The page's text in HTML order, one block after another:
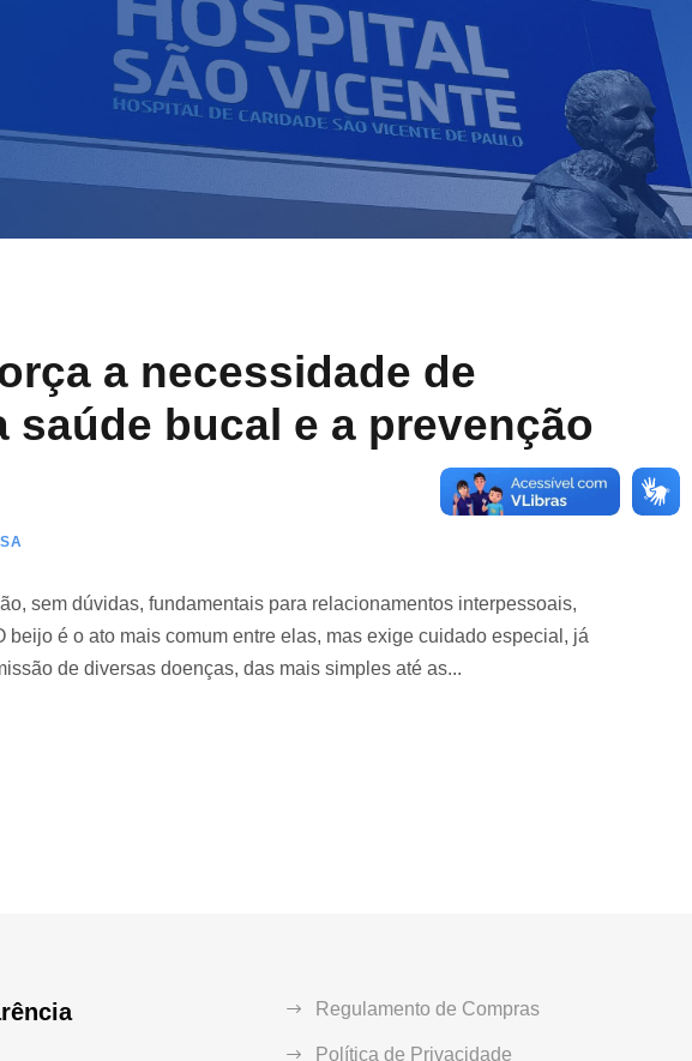
a necessidade de
saúde bucal e a prevenção
sem dúvidas, fundamentais para relacionamentos interpessoais,
é o ato mais comum entre elas, mas exige cuidado especial, já
de diversas doenças, das mais simples até as...
Regulamento de Compras
Política de Privacidade